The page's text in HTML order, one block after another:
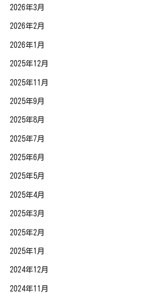
2026年3月
2026年2月
2026年1月
2025年12月
2025年11月
2025年9月
2025年8月
2025年7月
2025年6月
2025年5月
2025年4月
2025年3月
2025年2月
2025年1月
2024年12月
2024年11月